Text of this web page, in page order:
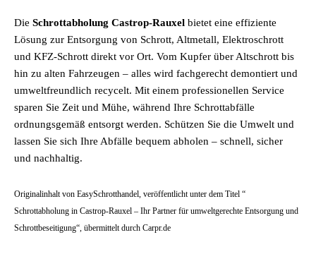
Die Schrottabholung Castrop-Rauxel bietet eine effiziente
Lösung zur Entsorgung von Schrott, Altmetall, Elektroschrott
und KFZ-Schrott direkt vor Ort. Vom Kupfer über Altschrott bis
hin zu alten Fahrzeugen – alles wird fachgerecht demontiert und
umweltfreundlich recycelt. Mit einem professionellen Service
sparen Sie Zeit und Mühe, während Ihre Schrottabfälle
ordnungsgemäß entsorgt werden. Schützen Sie die Umwelt und
lassen Sie sich Ihre Abfälle bequem abholen – schnell, sicher
und nachhaltig.
Originalinhalt von EasySchrotthandel, veröffentlicht unter dem Titel “
Schrottabholung in Castrop-Rauxel – Ihr Partner für umweltgerechte Entsorgung und
Schrottbeseitigung“, übermittelt durch Carpr.de